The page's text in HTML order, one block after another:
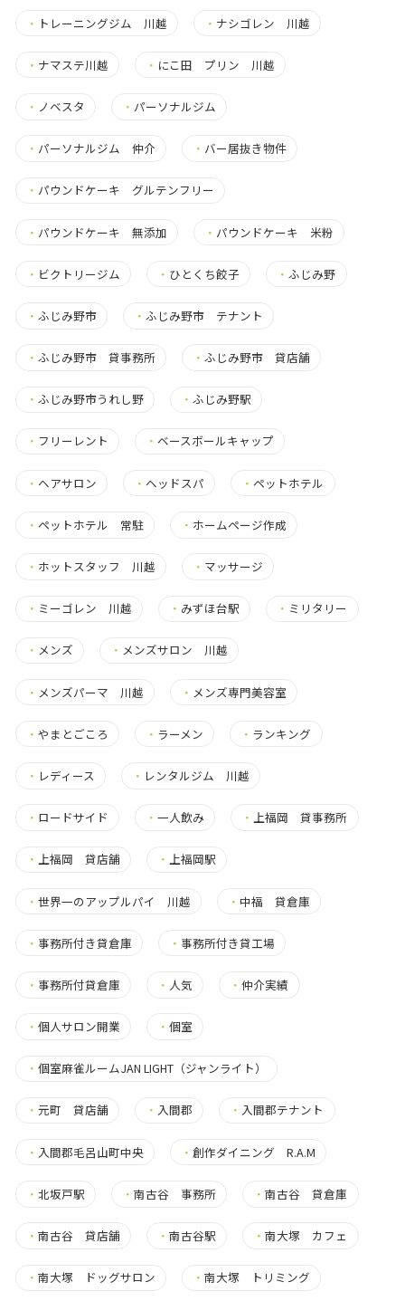
・ トレーニングジム 川越 ・ ナシゴレン 川越
・ ナマステ川越 ・ にこ田 プリン 川越
・ ノベスタ ・ パーソナルジム
・ パーソナルジム 仲介 ・ バー居抜き物件
・ パウンドケーキ グルテンフリー
・ パウンドケーキ 無添加 ・ パウンドケーキ 米粉
・ ビクトリージム ・ ひとくち餃子 ・ふじみ野
・ ふじみ野市 ・ふじみ野市 テナント
・ ふじみ野市 貸事務所 ・ふじみ野市 貸店舗
・ ふじみ野市うれし野 ・ふじみ野駅
・ フリーレント ・ ベースボールキャップ
・ ヘアサロン ・ ヘッドスパ ・ペットホテル
・ ペットホテル 常駐 ・ ホームページ作成
・ ホットスタッフ 川越 ・ マッサージ
・ ミーゴレン 川越 ・ みずほ台駅 ・ ミリタリー
・ メンズ ・ メンズサロン 川越
・ メンズパーマ 川越 ・ メンズ専門美容室
・ やまとごころ ・ ラーメン ・ ランキング
・ レディース ・ レンタルジム 川越
・ ロードサイド ・一人飲み ・上福岡 貸事務所
・ 上福岡 貸店舗 ・上福岡駅
・ 世界一のアップルパイ 川越 ・中福 貸倉庫
・ 事務所付き貸倉庫 ・ 事務所付き貸工場
・ 事務所付貸倉庫 ・ 人気 ・仲介実績
・ 個人サロン開業 ・個室
・ 個室麻雀ルームJAN LIGHT（ジャンライト）
・ 元町 貸店舗 ・ 入間郡 ・ 入間郡テナント
・ 入間郡毛呂山町中央 ・創作ダイニング R.A.M
・ 北坂戸駅 ・南古谷 事務所 ・南古谷 貸倉庫
・ 南古谷 貸店舗 ・南古谷駅 ・南大塚 カフェ
・ 南大塚 ドッグサロン ・南大塚 トリミング